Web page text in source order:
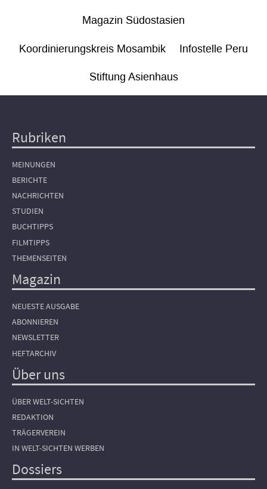
Magazin Südostasien
Koordinierungskreis Mosambik Infostelle Peru
Stiftung Asienhaus
Hauptnavigation
Rubriken
MEINUNGEN
BERICHTE
NACHRICHTEN
STUDIEN
BUCHTIPPS
FILMTIPPS
THEMENSEITEN
Magazin
NEUESTE AUSGABE
ABONNIEREN
NEWSLETTER
HEFTARCHIV
Über uns
ÜBER WELT-SICHTEN
REDAKTION
TRÄGERVEREIN
IN WELT-SICHTEN WERBEN
Dossiers